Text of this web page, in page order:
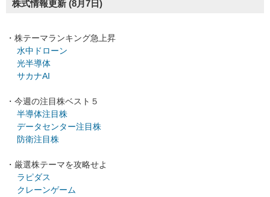
株式情報更新 (8月7日)
・株テーマランキング急上昇
水中ドローン
光半導体
サカナAI
・今週の注目株ベスト５
半導体注目株
データセンター注目株
防衛注目株
・厳選株テーマを攻略せよ
ラピダス
クレーンゲーム